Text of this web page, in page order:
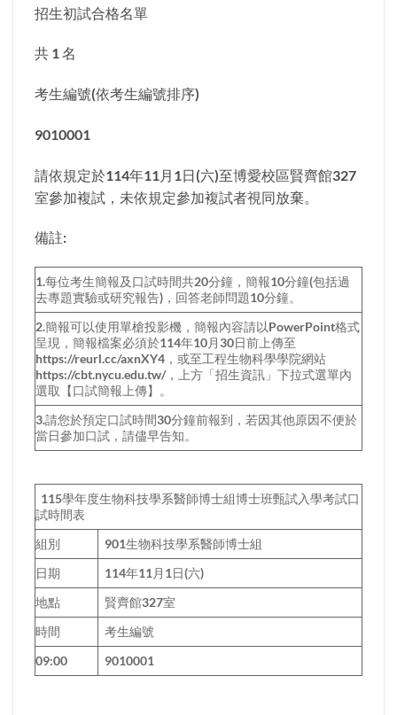
招生初試合格名單
共 1 名
考生編號(依考生編號排序)
9010001
請依規定於114年11月1日(六)至博愛校區賢齊館327
室參加複試，未依規定參加複試者視同放棄。
備註:
1.每位考生簡報及口試時間共20分鐘，簡報10分鐘(包括過
去專題實驗或研究報告)，回答老師問題10分鐘。
2.簡報可以使用單槍投影機，簡報內容請以PowerPoint格式
呈現，簡報檔案必須於114年10月30日前上傳至
https://reurl.cc/axnXY4，或至工程生物科學學院網站
https://cbt.nycu.edu.tw/，上方「招生資訊」下拉式選單內
選取【口試簡報上傳】。
3.請您於預定口試時間30分鐘前報到，若因其他原因不便於
當日參加口試，請儘早告知。
115學年度生物科技學系醫師博士組博士班甄試入學考試口
試時間表
組別
901生物科技學系醫師博士組
日期
114年11月1日(六)
地點
賢齊館327室
時間
考生編號
09:00
9010001